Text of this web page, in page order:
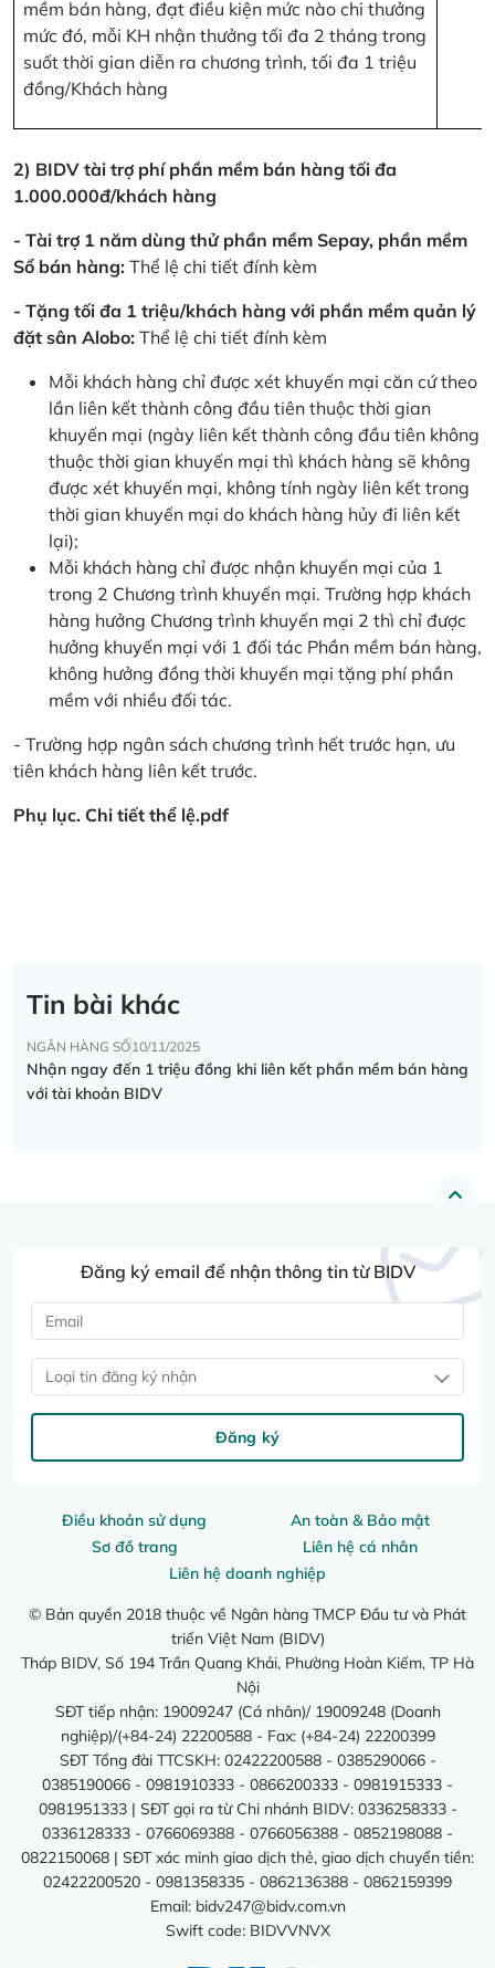
mềm bán hàng, đạt điều kiện mức nào chi thưởng
mức đó, mỗi KH nhận thưởng tối đa 2 tháng trong
suốt thời gian diễn ra chương trình, tối đa 1 triệu
đồng/Khách hàng
2) BIDV tài trợ phí phần mềm bán hàng tối đa
1.000.000đ/khách hàng
- Tài trợ 1 năm dùng thử phần mềm Sepay, phần mềm
Sổ bán hàng: Thể lệ chi tiết đính kèm
- Tặng tối đa 1 triệu/khách hàng với phần mềm quản lý
đặt sân Alobo: Thể lệ chi tiết đính kèm
Mỗi khách hàng chỉ được xét khuyến mại căn cứ theo
lần liên kết thành công đầu tiên thuộc thời gian
khuyến mại (ngày liên kết thành công đầu tiên không
thuộc thời gian khuyến mại thì khách hàng sẽ không
được xét khuyến mại, không tính ngày liên kết trong
thời gian khuyến mại do khách hàng hủy đi liên kết
lại);
Mỗi khách hàng chỉ được nhận khuyến mại của 1
trong 2 Chương trình khuyến mại. Trường hợp khách
hàng hưởng Chương trình khuyến mại 2 thì chỉ được
hưởng khuyến mại với 1 đối tác Phần mềm bán hàng,
không hưởng đồng thời khuyến mại tặng phí phần
mềm với nhiều đối tác.
- Trường hợp ngân sách chương trình hết trước hạn, ưu
tiên khách hàng liên kết trước.
Phụ lục. Chi tiết thể lệ.pdf
Tin bài khác
NGÂN HÀNG SỐ10/11/2025
Nhận ngay đến 1 triệu đồng khi liên kết phần mềm bán hàng
với tài khoản BIDV
Điều khoản sử dụng
An toàn & Bảo mật
Sơ đồ trang
Liên hệ cá nhân
Liên hệ doanh nghiệp
© Bản quyền 2018 thuộc về Ngân hàng TMCP Đầu tư và Phát
triển Việt Nam (BIDV)
Tháp BIDV, Số 194 Trần Quang Khải, Phường Hoàn Kiếm, TP Hà
Nội
SĐT tiếp nhận: 19009247 (Cá nhân)/ 19009248 (Doanh
nghiệp)/(+84-24) 22200588 - Fax: (+84-24) 22200399
SĐT Tổng đài TTCSKH: 02422200588 - 0385290066 -
0385190066 - 0981910333 - 0866200333 - 0981915333 -
0981951333 | SĐT gọi ra từ Chi nhánh BIDV: 0336258333 -
0336128333 - 0766069388 - 0766056388 - 0852198088 -
0822150068 | SĐT xác minh giao dịch thẻ, giao dịch chuyển tiền:
02422200520 - 0981358335 - 0862136388 - 0862159399
Email: bidv247@bidv.com.vn
Swift code: BIDVVNVX
Đăng ký email để nhận thông tin từ BIDV
Loại tin đăng ký nhận
Đăng ký